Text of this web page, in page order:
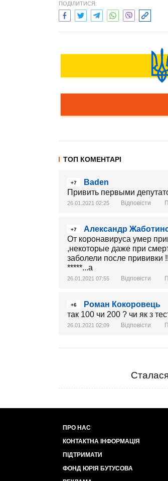
ПОДІЛИТИСЯ:
ТОП КОМЕНТАРІ
+7
Baden
Привить первыми
26.01.2021 02:25 Відповісти
+7
Александр
От коронавируса умер
,некоторые даже при
заболели после прививки
*****...а
26.01.2021 07:55 Відповісти
+6
Роман Кокоровець
так 100 чи 200 ? чи як з
26.01.2021 02:09 Відповісти
ПРО НАС
КОНТАКТНА ІНФОРМАЦІЯ
ПІДТРИМАТИ
ФОНД ЮРІЯ БУТУСОВА